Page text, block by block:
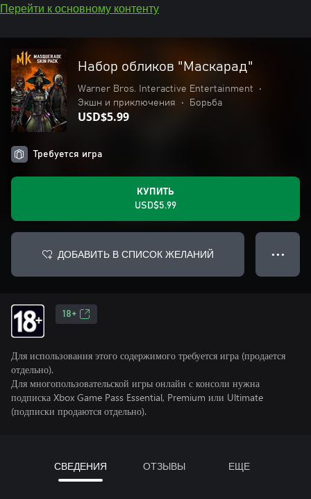
Перейти к основному контенту
Набор обликов "Маскарад"
Warner Bros. Interactive Entertainment
•
Экшн и приключения
• Борьба
USD$5.99
Требуется игра
КУПИТЬ
USD$5.99
ДОБАВИТЬ В СПИСОК ЖЕЛАНИЙ ● ● ●
18+
Для использования этого содержимого требуется игра (продается
отдельно).
Для многопользовательской игры онлайн с консоли нужна
подписка Xbox Game Pass Essential, Premium или Ultimate
(подписки продаются отдельно).
СВЕДЕНИЯ ОТЗЫВЫ ЕЩЕ